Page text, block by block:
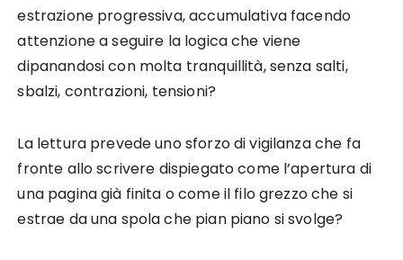
estrazione progressiva, accumulativa facendo
attenzione a seguire la logica che viene
dipanandosi con molta tranquillità, senza salti,
sbalzi, contrazioni, tensioni?
La lettura prevede uno sforzo di vigilanza che fa
fronte allo scrivere dispiegato come l’apertura di
una pagina già finita o come il filo grezzo che si
estrae da una spola che pian piano si svolge?